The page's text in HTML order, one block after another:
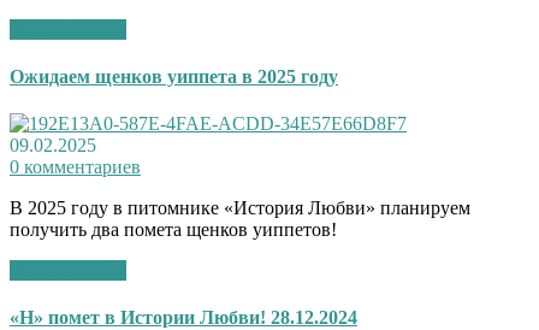
Ожидаем щенков уиппета в 2025 году
09.02.2025
0 комментариев
В 2025 году в питомнике «История Любви» планируем
получить два помета щенков уиппетов!
«Н» помет в Истории Любви! 28.12.2024